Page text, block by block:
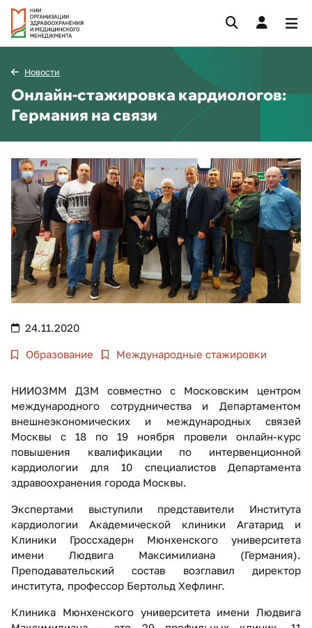
Новости
Онлайн-стажировка кардиологов:
Германия на связи
24.11.2020
Образование Международные стажировки
НИИОЗММ ДЗМ совместно с Московским центром
международного сотрудничества и Департаментом
внешнеэкономических и международных связей
Москвы с 18 по 19 ноября провели онлайн-курс
повышения квалификации по интервенционной
кардиологии для 10 специалистов Департамента
здравоохранения города Москвы.
Экспертами выступили представители Института
кардиологии Академической клиники Агатарид и
Клиники Гроссхадерн Мюнхенского университета
имени Людвига Максимилиана (Германия).
Преподавательский состав возглавил директор
института, профессор Бертольд Хефлинг.
Клиника Мюнхенского университета имени Людвига